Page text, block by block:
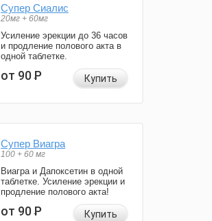
Супер Сиалис
20мг + 60мг
Усиление эрекции до 36 часов
и продление полового акта в
одной таблетке.
от 90Р Купить
Супер Виагра
100 + 60 мг
Виагра и Дапоксетин в одной
таблетке. Усиление эрекции и
продление полового акта!
от 90Р Купить